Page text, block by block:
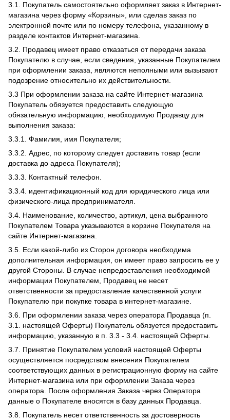
3.1. Покупатель самостоятельно оформляет заказ в Интернет-
магазина через форму «Корзины», или сделав заказ по
электронной почте или по номеру телефона, указанному в
разделе контактов Интернет-магазина.
3.2. Продавец имеет право отказаться от передачи заказа
Покупателю в случае, если сведения, указанные Покупателем
при оформлении заказа, являются неполными или вызывают
подозрение относительно их действительности.
3.3 При оформлении заказа на сайте Интернет-магазина
Покупатель обязуется предоставить следующую
обязательную информацию, необходимую Продавцу для
выполнения заказа:
3.3.1. Фамилия, имя Покупателя;
3.3.2. Адрес, по которому следует доставить товар (если
доставка до адреса Покупателя);
3.3.3. Контактный телефон.
3.3.4. идентификационный код для юридического лица или
физического-лица предпринимателя.
3.4. Наименование, количество, артикул, цена выбранного
Покупателем Товара указываются в корзине Покупателя на
сайте Интернет-магазина.
3.5. Если какой-либо из Сторон договора необходима
дополнительная информация, он имеет право запросить ее у
другой Стороны. В случае непредоставления необходимой
информации Покупателем, Продавец не несет
ответственности за предоставление качественной услуги
Покупателю при покупке товара в интернет-магазине.
3.6. При оформлении заказа через оператора Продавца (п.
3.1. настоящей Оферты) Покупатель обязуется предоставить
информацию, указанную в п. 3.3 - 3.4. настоящей Оферты.
3.7. Принятие Покупателем условий настоящей Оферты
осуществляется посредством внесения Покупателем
соответствующих данных в регистрационную форму на сайте
Интернет-магазина или при оформлении Заказа через
оператора. После оформления Заказа через Оператора
данные о Покупателе вносятся в базу данных Продавца.
3.8. Покупатель несет ответственность за достоверность